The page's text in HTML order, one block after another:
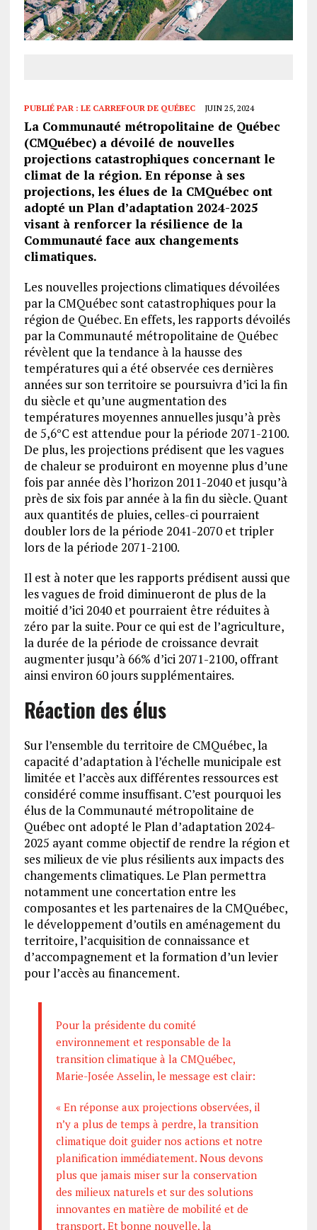
PUBLIÉ PAR : LE CARREFOUR DE QUÉBEC JUIN 25, 2024
La Communauté métropolitaine de Québec
(CMQuébec) a dévoilé de nouvelles
projections catastrophiques concernant le
climat de la région. En réponse à ses
projections, les élues de la CMQuébec ont
adopté un Plan d’adaptation 2024-2025
visant à renforcer la résilience de la
Communautéface aux changements
climatiques.
Les nouvelles projections climatiques dévoilées
par la CMQuébec sont catastrophiques pour la
région de Québec. En effets, les rapports dévoilés
par la Communauté métropolitaine de Québec
révèlent que la tendance à la hausse des
températures qui a été observée ces dernières
années sur son territoire se poursuivra d’ici la fin
du siècle et qu’une augmentation des
températures moyennes annuelles jusqu’à près
de 5,6°C est attendue pour la période 2071-2100.
De plus, les projections prédisent que les vagues
de chaleur se produiront en moyenne plus d’une
fois par année dès l’horizon 2011-2040 et jusqu’à
près de six fois par année à la fin du siècle. Quant
aux quantités de pluies, celles-ci pourraient
doubler lors de la période 2041-2070 et tripler
lors de la période 2071-2100.
Il est à noter que les rapports prédisent aussi que
les vagues de froid diminueront de plus de la
moitié d’ici 2040 et pourraient être réduites à
zéro par la suite. Pour ce qui est de l’agriculture,
la durée de la période de croissance devrait
augmenter jusqu’à 66% d’ici 2071-2100, offrant
ainsi environ 60 jours supplémentaires.
Réaction des élus
Sur l’ensemble du territoire de CMQuébec, la
capacité d’adaptation à l’échelle municipale est
limitée et l’accès aux différentes ressources est
considéré comme insuffisant. C’est pourquoi les
élus de la Communauté métropolitaine de
Québec ont adopté le Plan d’adaptation 2024-
2025 ayant comme objectif de rendre la région et
ses milieux de vie plus résilients aux impacts des
changements climatiques. Le Plan permettra
notamment une concertation entre les
composantes et les partenaires de la CMQuébec,
le développement d’outils en aménagement du
territoire, l’acquisition de connaissance et
d’accompagnement et la formation d’un levier
pour l’accès au financement.
Pour la présidente du comité
environnement et responsable de la
transition climatique à la CMQuébec,
Marie-Josée Asselin, le message est clair:
« En réponse aux projections observées, il
n’y a plus de temps à perdre, la transition
climatique doit guider nos actions et notre
planification immédiatement. Nous devons
plus que jamais miser sur la conservation
des milieux naturels et sur des solutions
innovantes en matière de mobilité et de
transport. Et bonne nouvelle, la